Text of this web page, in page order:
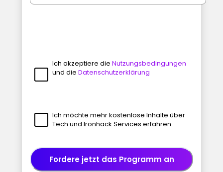
Ich akzeptiere die Nutzungsbedingungen
und die Datenschutzerklärung
Ich möchte mehr kostenlose Inhalte über
Tech und Ironhack Services erfahren
Fordere jetzt das Programm an